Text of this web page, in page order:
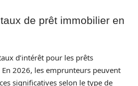
de prêt immobilier en
d’intérêt pour les prêts
2026, les emprunteurs peuvent
significatives selon le type de